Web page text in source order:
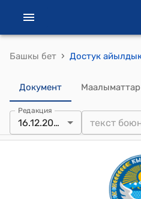
Башкы бет ›
Документ Маалыматтар
Редакция
16.12.2022